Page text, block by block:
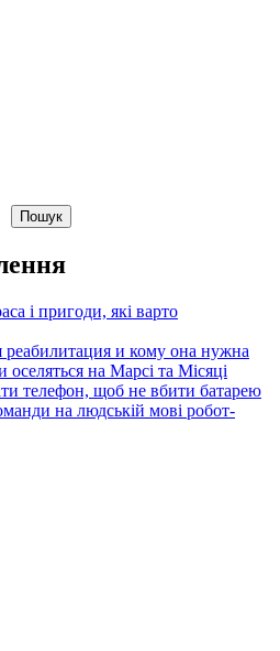
Пошук
і пригоди, які варто
реабилитация и кому она нужна
на Марсі та Місяці
телефон, щоб не вбити батарею
на людській мові робот-